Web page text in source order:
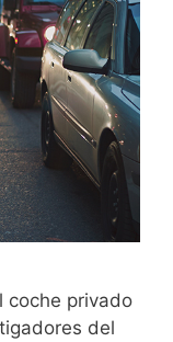
coche privado
del